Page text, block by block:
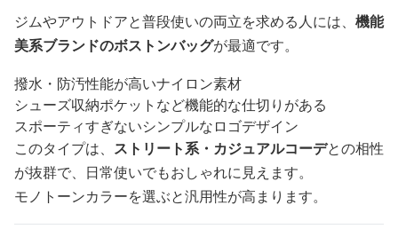
ジムやアウトドアと普段使いの両立を求める人には、 機能
美系ブランドのボストンバッグが最適です。
撥水・防汚性能が高いナイロン素材
シューズ収納ポケットなど機能的な仕切りがある
スポーティすぎないシンプルなロゴデザイン
このタイプは、 ストリート系・カジュアルコーデとの相性
が抜群で、日常使いでもおしゃれに見えます。
モノトーンカラーを選ぶと汎用性が高まります。